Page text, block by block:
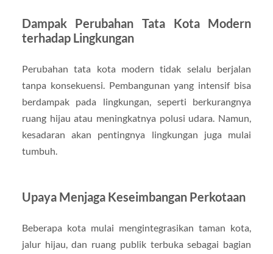
Dampak Perubahan Tata Kota Modern
terhadap Lingkungan
Perubahan tata kota modern tidak selalu berjalan
tanpa konsekuensi. Pembangunan yang intensif bisa
berdampak pada lingkungan, seperti berkurangnya
ruang hijau atau meningkatnya polusi udara. Namun,
kesadaran akan pentingnya lingkungan juga mulai
tumbuh.
Upaya Menjaga Keseimbangan Perkotaan
Beberapa kota mulai mengintegrasikan taman kota,
jalur hijau, dan ruang publik terbuka sebagai bagian